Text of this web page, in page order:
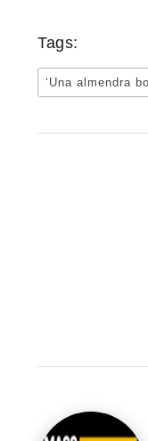
Tags:
‘Una almendra